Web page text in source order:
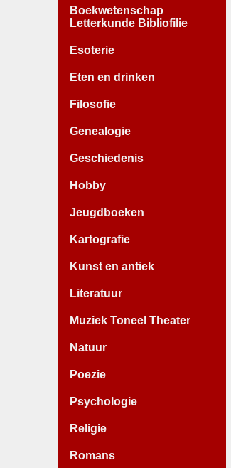
Boekwetenschap
Letterkunde Bibliofilie
Esoterie
Eten en drinken
Filosofie
Genealogie
Geschiedenis
Hobby
Jeugdboeken
Kartografie
Kunst en antiek
Literatuur
Muziek Toneel Theater
Natuur
Poezie
Psychologie
Religie
Romans